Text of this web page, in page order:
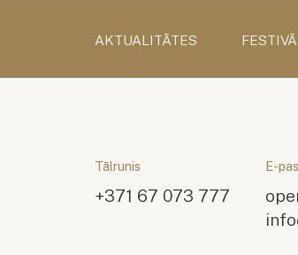
AKTUALITĀTES
Tālrunis
+371 67 073 777
E-